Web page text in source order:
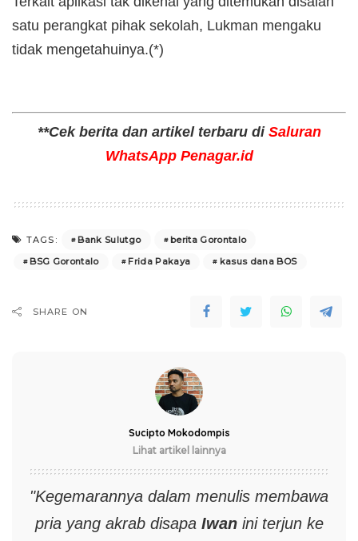
satu perangkat pihak sekolah, Lukman mengaku
tidak mengetahuinya.(*)
**Cek berita dan artikel terbaru di Saluran
WhatsApp Penagar.id
TAGS: Bank Sulutgo
berita Gorontalo
BSG Gorontalo
Frida Pakaya kasus dana BOS
SHARE ON
Sucipto Mokodompis
Lihat artikel lainnya
"Kegemarannya dalam menulis membawa
pria yang akrab disapa Iwanini terjun ke